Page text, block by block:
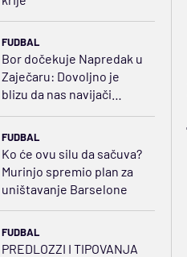
FUDBAL
Bor dočekuje Napredak u
Zaječaru: Dovoljno je
blizu da nas navijači
FUDBAL
Ko će ovu silu da sačuva?
Murinjo spremio plan za
uništavanje Barselone
FUDBAL
PREDLOZZI I TIPOVANJA